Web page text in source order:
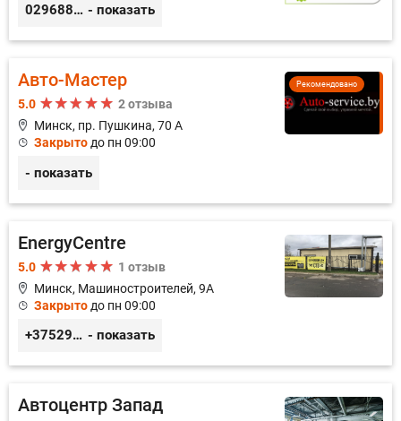
0296889898 - показать
Рекомендовано
Авто-Мастер
5.0
2 отзыва
Минск, пр. Пушкина, 70 А
Закрыто до пн 09:00
- показать
EnergyCentre
5.0
1 отзыв
Минск, Машиностроителей, 9A
Закрыто до пн 09:00
+375293857117 - показать
Автоцентр Запад